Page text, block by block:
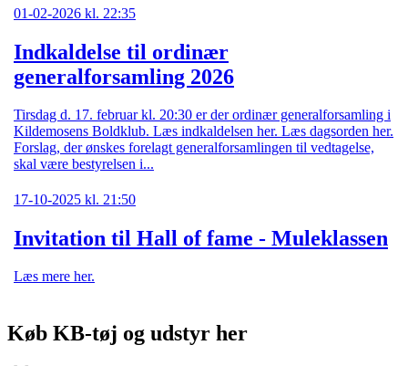
01-02-2026 kl. 22:35
Indkaldelse til ordinær
generalforsamling 2026
Tirsdag d. 17. februar kl. 20:30 er der ordinær generalforsamling i
Kildemosens Boldklub. Læs indkaldelsen her. Læs dagsorden her.
Forslag, der ønskes forelagt generalforsamlingen til vedtagelse,
skal være bestyrelsen i...
17-10-2025 kl. 21:50
Invitation til Hall of fame - Muleklassen
Læs mere her.
Køb KB-tøj og udstyr her